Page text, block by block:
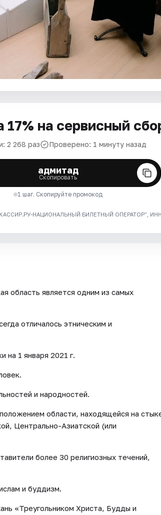
17% на сервисный
2 268 раз Проверено: 1 минуту назад
адмитад
Скопировать
1 шаг. Скопируйте промокод
НАЦИОНАЛЬНЫЙ БИЛЕТНЫЙ ОПЕРАТОР", ИНН:
область является одним из самых
отличалось этническим и
на 1 января 2021 г.
и народностей.
области, находящейся на
Центрально-Азиатской (или
более 30 религиозных течений,
и буддизм.
«Треугольником Христа, Будды и